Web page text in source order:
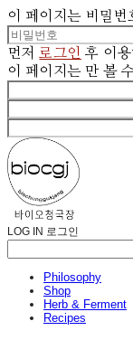
이 페이지는 비밀번
먼저 로그인 후 이용
이 페이지는만 볼
LOG IN 로그인
Philosophy
Shop
Herb & Ferment
Recipes